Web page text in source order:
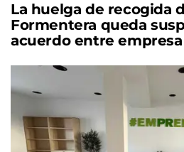
La huelga de recogida
Formentera queda
acuerdo entre